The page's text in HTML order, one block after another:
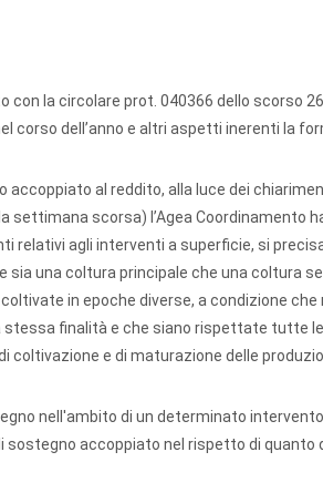
con la circolare prot. 040366 dello scorso
corso dell’anno e altri aspetti inerenti la
accoppiato al reddito, alla luce dei
settimana scorsa) l’Agea Coordinamento
relativi agli interventi a superficie, si
sia una coltura principale che una coltura
in epoche diverse, a condizione
stessa finalità e che siano rispettate tutte
coltivazione e di maturazione delle
nell'ambito di un determinato
sostegno accoppiato nel rispetto di quanto